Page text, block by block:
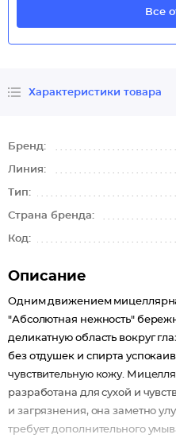
Все
Характеристики товара
Бренд:
Линия:
Тип:
Страна бренда:
Код:
Описание
Одним движением
"Абсолютная нежность"
деликатную область вокруг
без отдушек и спирта
чувствительную кожу.
разработана для сухой и
и загрязнения, она заметно
требует дополнительного